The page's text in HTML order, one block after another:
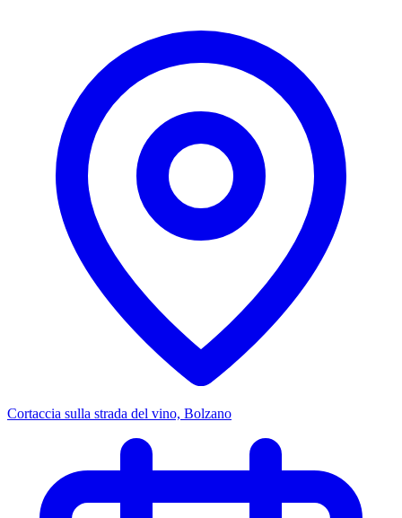
Cortaccia sulla strada del vino, Bolzano